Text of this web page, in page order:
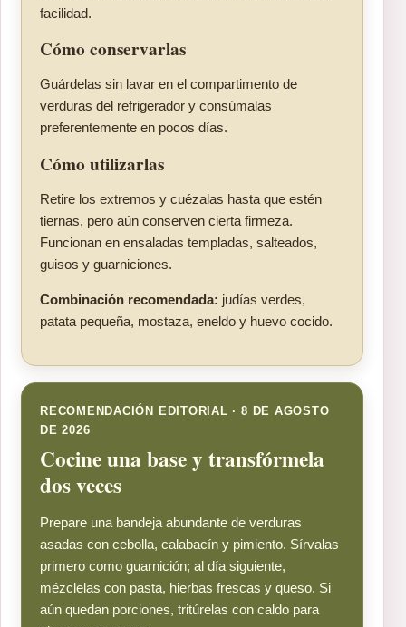
facilidad.
Cómo conservarlas
Guárdelas sin lavar en el compartimento de
verduras del refrigerador y consúmalas
preferentemente en pocos días.
Cómo utilizarlas
Retire los extremos y cuézalas hasta que estén
tiernas, pero aún conserven cierta firmeza.
Funcionan en ensaladas templadas, salteados,
guisos y guarniciones.
Combinación recomendada: judías verdes,
patata pequeña, mostaza, eneldo y huevo cocido.
RECOMENDACIÓN EDITORIAL · 8 DE AGOSTO
DE 2026
Cocine una base y transfórmela
dos veces
Prepare una bandeja abundante de verduras
asadas con cebolla, calabacín y pimiento. Sírvalas
primero como guarnición; al día siguiente,
mézclelas con pasta, hierbas frescas y queso. Si
aún quedan porciones, tritúrelas con caldo para